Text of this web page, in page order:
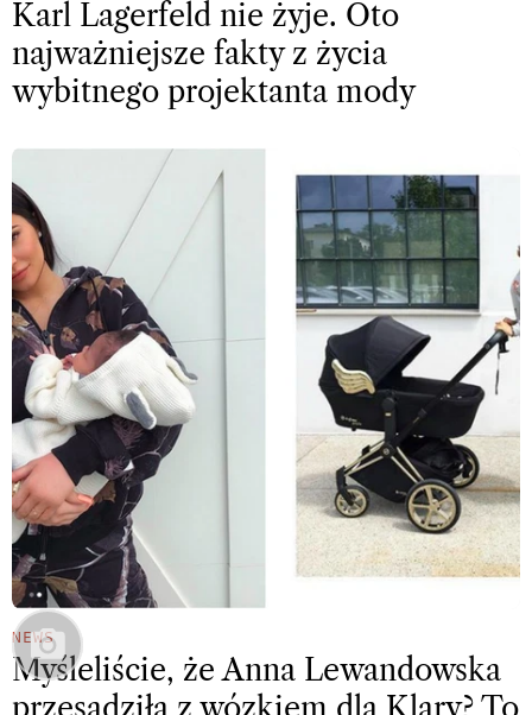
Karl Lagerfeld nie żyje. Oto
najważniejsze fakty z życia
wybitnego projektanta mody
NEWS
Myśleliście, że Anna Lewandowska